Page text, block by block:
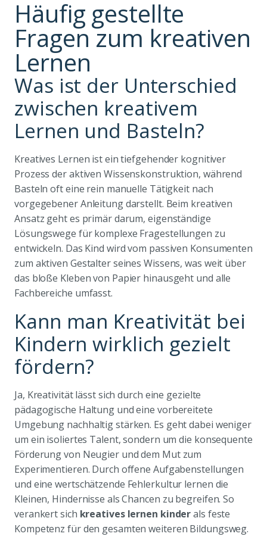
Häufig gestellte
Fragen zum kreativen
Lernen
Was ist der Unterschied
zwischen kreativem
Lernen und Basteln?
Kreatives Lernen ist ein tiefgehender kognitiver
Prozess der aktiven Wissenskonstruktion, während
Basteln oft eine rein manuelle Tätigkeit nach
vorgegebener Anleitung darstellt. Beim kreativen
Ansatz geht es primär darum, eigenständige
Lösungswege für komplexe Fragestellungen zu
entwickeln. Das Kind wird vom passiven Konsumenten
zum aktiven Gestalter seines Wissens, was weit über
das bloße Kleben von Papier hinausgeht und alle
Fachbereiche umfasst.
Kann man Kreativität bei
Kindern wirklich gezielt
fördern?
Ja, Kreativität lässt sich durch eine gezielte
pädagogische Haltung und eine vorbereitete
Umgebung nachhaltig stärken. Es geht dabei weniger
um ein isoliertes Talent, sondern um die konsequente
Förderung von Neugier und dem Mut zum
Experimentieren. Durch offene Aufgabenstellungen
und eine wertschätzende Fehlerkultur lernen die
Kleinen, Hindernisse als Chancen zu begreifen. So
verankert sich kreatives lernen kinderals feste
Kompetenz für den gesamten weiteren Bildungsweg.